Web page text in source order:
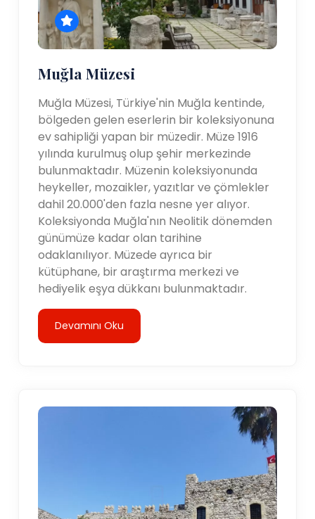
Muğla Müzesi
Muğla Müzesi, Türkiye'nin Muğla kentinde,
bölgeden gelen eserlerin bir koleksiyonuna
ev sahipliği yapan bir müzedir. Müze 1916
yılında kurulmuş olup şehir merkezinde
bulunmaktadır. Müzenin koleksiyonunda
heykeller, mozaikler, yazıtlar ve çömlekler
dahil 20.000'den fazla nesne yer alıyor.
Koleksiyonda Muğla'nın Neolitik dönemden
günümüze kadar olan tarihine
odaklanılıyor. Müzede ayrıca bir
kütüphane, bir araştırma merkezi ve
hediyelik eşya dükkanı bulunmaktadır.
Devamını Oku